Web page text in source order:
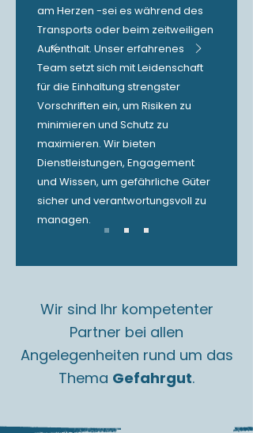
am Herzen -sei es während des
Transports oder beim zeitweiligen
Aufenthalt. Unser erfahrenes
Team setzt sich mit Leidenschaft
für die Einhaltung strengster
Vorschriften ein, um Risiken zu
minimieren und Schutz zu
maximieren. Wir bieten
Dienstleistungen, Engagement
und Wissen, um gefährliche Güter
sicher und verantwortungsvoll zu
managen.
Wir sind Ihr kompetenter
Partner bei allen
Angelegenheiten rund um das
Thema Gefahrgut.